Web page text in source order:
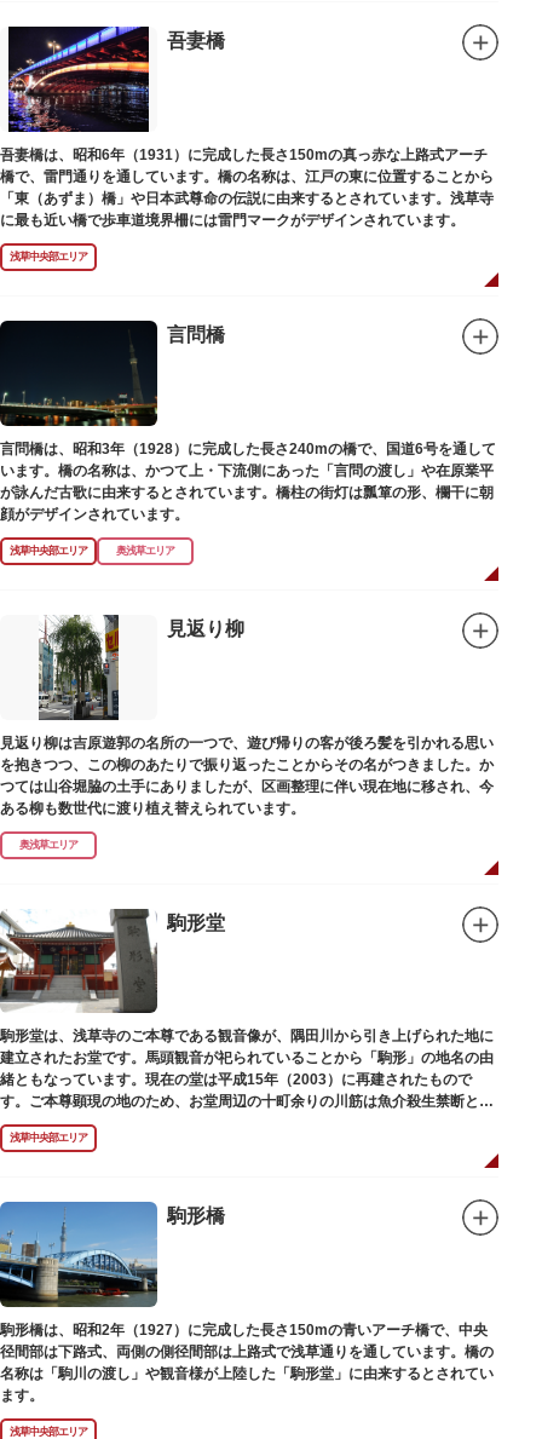
吾妻橋
吾妻橋は、昭和6年（1931）に完成した長さ150mの真っ赤な上路式アーチ
橋で、雷門通りを通しています。橋の名称は、江戸の東に位置することから
「東（あずま）橋」や日本武尊命の伝説に由来するとされています。浅草寺
に最も近い橋で歩車道境界柵には雷門マークがデザインされています。
浅草中央部エリア
言問橋
言問橋は、昭和3年（1928）に完成した長さ240mの橋で、国道6号を通して
います。橋の名称は、かつて上・下流側にあった「言問の渡し」や在原業平
が詠んだ古歌に由来するとされています。橋柱の街灯は瓢箪の形、欄干に朝
顔がデザインされています。
浅草中央部エリア 奥浅草エリア
見返り柳
見返り柳は吉原遊郭の名所の一つで、遊び帰りの客が後ろ髪を引かれる思い
を抱きつつ、この柳のあたりで振り返ったことからその名がつきました。か
つては山谷堀脇の土手にありましたが、区画整理に伴い現在地に移され、今
ある柳も数世代に渡り植え替えられています。
奥浅草エリア
駒形堂
駒形堂は、浅草寺のご本尊である観音像が、隅田川から引き上げられた地に
建立されたお堂です。馬頭観音が祀られていることから「駒形」の地名の由
緒ともなっています。現在の堂は平成15年（2003）に再建されたもので
す。ご本尊顕現の地のため、お堂周辺の十町余りの川筋は魚介殺生禁断とな
り、戒殺碑が建立されました。
浅草中央部エリア
駒形橋
駒形橋は、昭和2年（1927）に完成した長さ150mの青いアーチ橋で、中央
径間部は下路式、両側の側径間部は上路式で浅草通りを通しています。橋の
名称は「駒川の渡し」や観音様が上陸した「駒形堂」に由来するとされてい
ます。
浅草中央部エリア